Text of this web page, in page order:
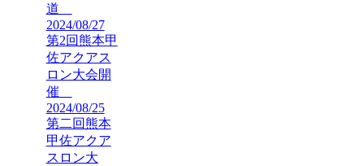
道
2024/08/27
第2回熊本甲
佐アクアス
ロン大会開
催
2024/08/25
第二回熊本
甲佐アクア
スロン大